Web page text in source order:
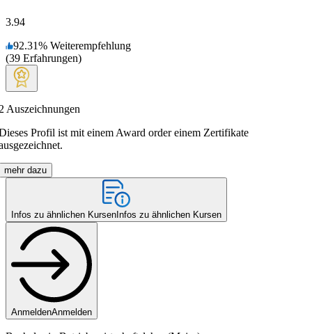
3.94
92.31% Weiterempfehlung
(39 Erfahrungen)
Auszeichnungen
Profil ist mit einem Award order einem Zertifikate
mehr dazu
Infos zu ähnlichen Kursen Infos zu ähnlichen Kursen
AnmeldenAnmelden